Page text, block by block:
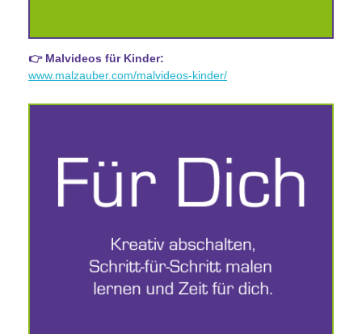
👉 Malvideos für Kinder:
www.malzauber.com/malvideos-kinder/